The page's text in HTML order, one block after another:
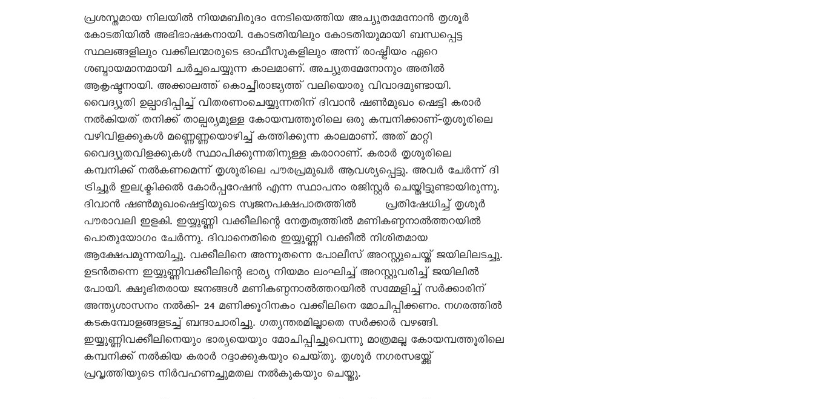
പ്രശസ്തമായ നിലയിൽ നിയമബിരുദം നേടിയെത്തിയ അച്യുതമേനോൻ തൃശൂർ
കോടതിയിൽ അഭിഭാഷകനായി. കോടതിയിലും കോടതിയുമായി ബന്ധപ്പെട്ട
സ്ഥലങ്ങളിലും വക്കീലന്മാരുടെ ഓഫീസുകളിലും അന്ന് രാഷ്ട്രീയം ഏറെ
ശബ്ദായമാനമായി ചർച്ചചെയ്യുന്ന കാലമാണ്. അച്യുതമേനോനും അതിൽ
ആകൃഷ്ടനായി. അക്കാലത്ത് കൊച്ചീരാജ്യത്ത് വലിയൊരു വിവാദമുണ്ടായി.
വൈദ്യുതി ഉല്പാദിപ്പിച്ച് വിതരണംചെയ്യുന്നതിന് ദിവാൻ ഷൺമുഖം ഷെട്ടി കരാർ
നൽകിയത് തനിക്ക് താല്പര്യമുള്ള കോയമ്പത്തൂരിലെ ഒരു കമ്പനിക്കാണ്‐തൃശൂരിലെ
വഴിവിളക്കുകൾ മണ്ണെണ്ണയൊഴിച്ച് കത്തിക്കുന്ന കാലമാണ്. അത് മാറ്റി
വൈദ്യുതവിളക്കുകൾ സ്ഥാപിക്കുന്നതിനുള്ള കരാറാണ്. കരാർ തൃശൂരിലെ
കമ്പനിക്ക് നൽകണമെന്ന് തൃശൂരിലെ പൗരപ്രമുഖർ ആവശ്യപ്പെട്ടു. അവർ ചേർന്ന് ദി
ട്രിച്ചൂർ ഇലക്ട്രിക്കൽ കോർപ്പറേഷൻ എന്ന സ്ഥാപനം രജിസ്റ്റർ ചെയ്തിട്ടുണ്ടായിരുന്നു.
ദിവാൻ ഷൺമുഖംഷെട്ടിയുടെ സ്വജനപക്ഷപാതത്തിൽ പ്രതിഷേധിച്ച് തൃശൂർ
പൗരാവലി ഇളകി. ഇയ്യുണ്ണി വക്കീലിന്റെ നേതൃത്വത്തിൽ മണികണ്ഠനാൽത്തറയിൽ
പൊതുയോഗം ചേർന്നു. ദിവാനെതിരെ ഇയ്യുണ്ണി വക്കീൽ നിശിതമായ
ആക്ഷേപമുന്നയിച്ചു. വക്കീലിനെ അന്നുതന്നെ പോലീസ് അറസ്റ്റുചെയ്ത് ജയിലിലടച്ചു.
ഉടൻതന്നെ ഇയ്യുണ്ണിവക്കീലിന്റെ ഭാര്യ നിയമം ലംഘിച്ച് അറസ്റ്റുവരിച്ച് ജയിലിൽ
പോയി. ക്ഷുഭിതരായ ജനങ്ങൾ മണികണ്ഠനാൽത്തറയിൽ സമ്മേളിച്ച് സർക്കാരിന്
അന്ത്യശാസനം നൽകി‐ 24 മണിക്കൂറിനകം വക്കീലിനെ മോചിപ്പിക്കണം. നഗരത്തിൽ
കടകമ്പോളങ്ങളടച്ച് ബന്ദാചാരിച്ചു. ഗത്യന്തരമില്ലാതെ സർക്കാർ വഴങ്ങി.
ഇയ്യുണ്ണിവക്കീലിനെയും ഭാര്യയെയും മോചിപ്പിച്ചുവെന്നു മാത്രമല്ല കോയമ്പത്തൂരിലെ
കമ്പനിക്ക് നൽകിയ കരാർ റദ്ദാക്കുകയും ചെയ്‌തു. തൃശൂർ നഗരസഭയ്ക്ക്
പ്രവൃത്തിയുടെ നിർവഹണച്ചുമതല നൽകുകയും ചെയ്തു.